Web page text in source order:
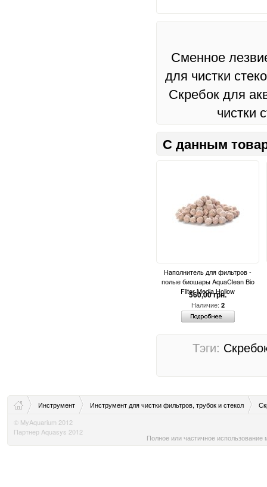
Сменное
для чистки
Скребок для
чистки
С данным
Наполнитель для фильтров -
полые биошары AquaClean Bio
Filter Media Hollow
560,00 грн.
Наличие: 2
Тэги:
Инструмент Инструмент для чистки фильтров, трубок и стекол
© MyAquarium 2012
Партнер Aquasys 2012
Полное или частичное